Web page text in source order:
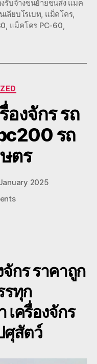
งรับจ้างขนย้ายขนส่ง แมค
เลียบโรเบท, แม็คโคร,
, แม็คโคร PC-60,
งจักร รถ
รถ
ตร
2025
on
แบค
โฮ
ขุด
ดิน
pc200
รถ
จักร
เกษตร
กรราคาถูก
รทุก
เครื่องจักร
ศุสัตว์